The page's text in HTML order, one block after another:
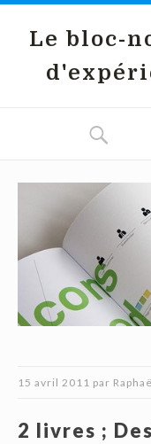
Le bloc-
15 avril 2011 par
2 livres ;